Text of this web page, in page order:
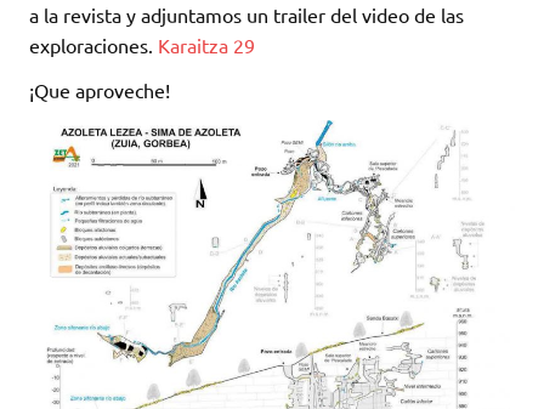
a la revista y adjuntamos un trailer del video de las
exploraciones. Karaitza 29
¡Que aproveche!